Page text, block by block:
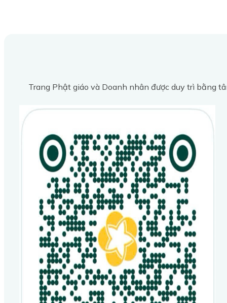
Trang Phật giáo và Doanh nhân được duy trì bằng